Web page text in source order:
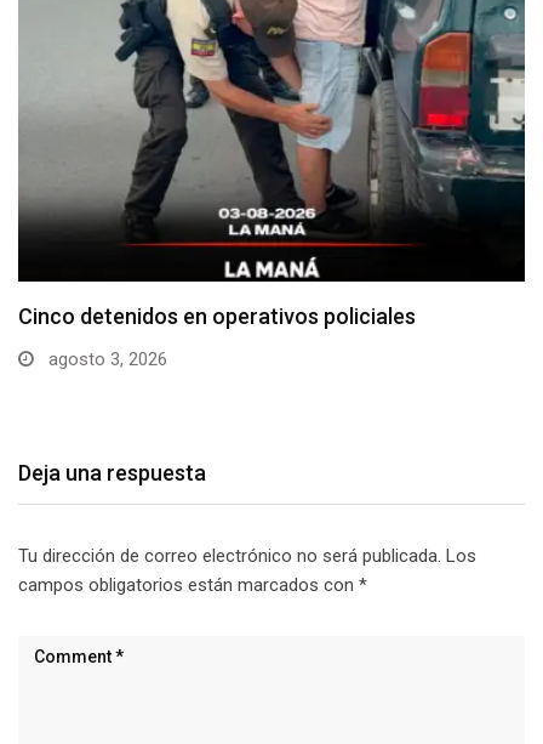
Cotopaxi supera los 640 casos de dengue en…
julio 29, 2026
Deja una respuesta
Tu dirección de correo electrónico no será publicada. Los
campos obligatorios están marcados con *